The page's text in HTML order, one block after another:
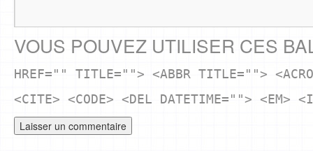
VOUS POUVEZ UTILISER CES
HREF="" TITLE=""> <ABBR TITLE="">
<CITE> <CODE> <DEL DATETIME=""> <EM>